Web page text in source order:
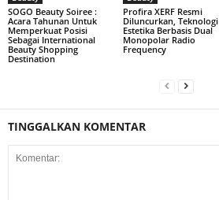
SOGO Beauty Soiree :
Acara Tahunan Untuk
Memperkuat Posisi
Sebagai International
Beauty Shopping
Destination
Profira XERF Resmi
Diluncurkan, Teknologi
Estetika Berbasis Dual
Monopolar Radio
Frequency
TINGGALKAN KOMENTAR